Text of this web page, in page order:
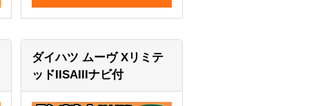
ダイハツ ムーヴXリミテ
ッドIISAIIIナビ付